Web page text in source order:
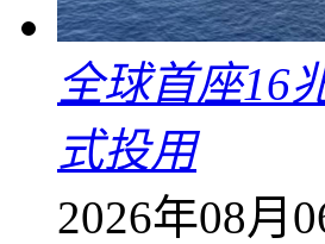
全球首座16
式投用
2026年08月